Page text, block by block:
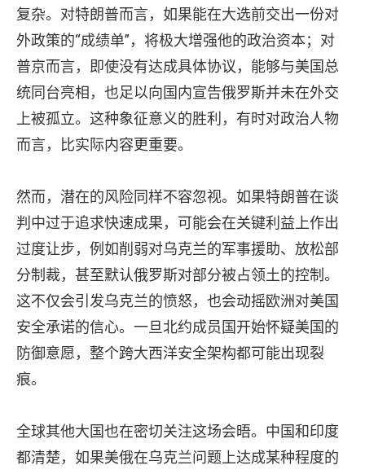
复杂。对特朗普而言，如果能在大选前交出一份对
外政策的“成绩单”，将极大增强他的政治资本；对
普京而言，即使没有达成具体协议，能够与美国总
统同台亮相，也足以向国内宣告俄罗斯并未在外交
上被孤立。这种象征意义的胜利，有时对政治人物
而言，比实际内容更重要。
然而，潜在的风险同样不容忽视。如果特朗普在谈
判中过于追求快速成果，可能会在关键利益上作出
过度让步，例如削弱对乌克兰的军事援助、放松部
分制裁，甚至默认俄罗斯对部分被占领土的控制。
这不仅会引发乌克兰的愤怒，也会动摇欧洲对美国
安全承诺的信心。一旦北约成员国开始怀疑美国的
防御意愿，整个跨大西洋安全架构都可能出现裂
痕。
全球其他大国也在密切关注这场会晤。中国和印度
都清楚，如果美俄在乌克兰问题上达成某种程度的